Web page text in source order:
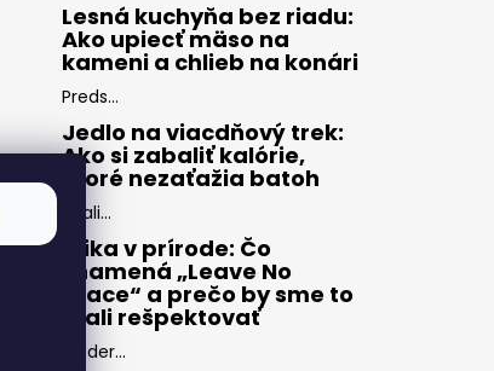
Lesná kuchyňa bez riadu:
Ako upiecť mäso na
kameni a chlieb na konári
Preds...
Jedlo na viacdňový trek:
Ako si zabaliť kalórie,
ktoré nezaťažia batoh
Zbali...
Etika v prírode: Čo
znamená „Leave No
Trace“ a prečo by sme to
mali rešpektovať
Moder...